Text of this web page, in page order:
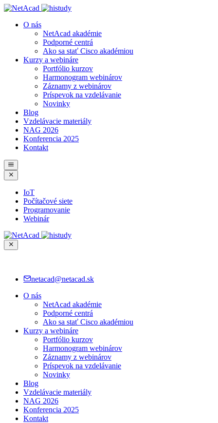
O nás
NetAcad akadémie
Podporné centrá
Ako sa stať Cisco akadémiou
Kurzy a webináre
Portfólio kurzov
Harmonogram webinárov
Záznamy z webinárov
Príspevok na vzdelávanie
Novinky
Blog
Vzdelávacie materiály
NAG 2026
Konferencia 2025
Kontakt
IoT
Počítačové siete
Programovanie
Webinár
netacad@netacad.sk
O nás
NetAcad akadémie
Podporné centrá
Ako sa stať Cisco akadémiou
Kurzy a webináre
Portfólio kurzov
Harmonogram webinárov
Záznamy z webinárov
Príspevok na vzdelávanie
Novinky
Blog
Vzdelávacie materiály
NAG 2026
Konferencia 2025
Kontakt